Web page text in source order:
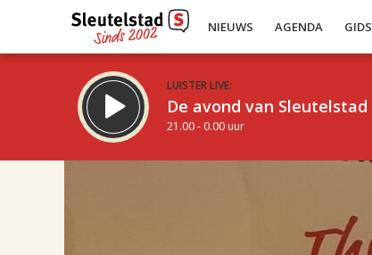
NIEUWS AGENDA GIDS
LUISTER LIVE:
De avond van Sleutelstad
21.00 - 0.00 uur